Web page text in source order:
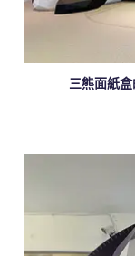
三熊面紙